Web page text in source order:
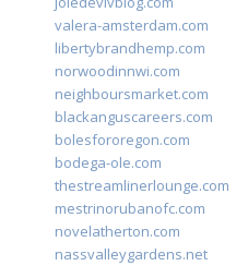
valera-amsterdam.com
libertybrandhemp.com
norwoodinnwi.com
neighboursmarket.com
blackanguscareers.com
bolesfororegon.com
bodega-ole.com
thestreamlinerlounge.com
mestrinorubanofc.com
novelatherton.com
nassvalleygardens.net